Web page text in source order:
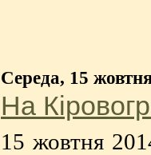
Середа, 15
На
15 жовтня